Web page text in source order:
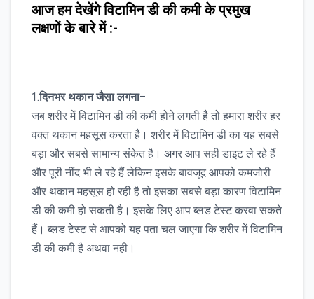
आज हम देखेंगे विटामिन डी की कमी के प्रमुख
लक्षणों के बारे में :-
1.दिनभर थकान जैसा लगना–
जब शरीर में विटामिन डी की कमी होने लगती है तो हमारा शरीर हर
वक्त थकान महसूस करता है। शरीर में विटामिन डी का यह सबसे
बड़ा और सबसे सामान्य संकेत है। अगर आप सही डाइट ले रहे हैं
और पूरी नींद भी ले रहे हैं लेकिन इसके बावजूद आपको कमजोरी
और थकान महसूस हो रही है तो इसका सबसे बड़ा कारण विटामिन
डी की कमी हो सकती है। इसके लिए आप ब्लड टेस्ट करवा सकते
हैं। ब्लड टेस्ट से आपको यह पता चल जाएगा कि शरीर में विटामिन
डी की कमी है अथवा नही।